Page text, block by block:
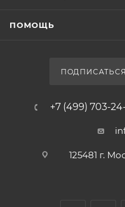
ПОМОЩЬ
+7 (499) 703-
125481 г.